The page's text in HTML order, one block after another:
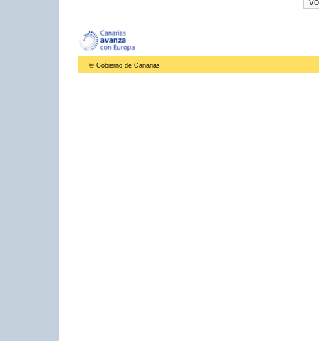
© Gobierno de Canarias